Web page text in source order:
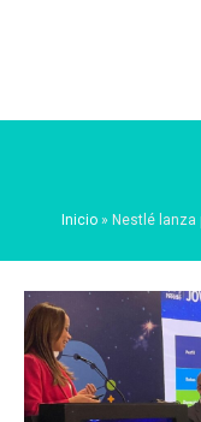
Inicio » Nestlé lanza